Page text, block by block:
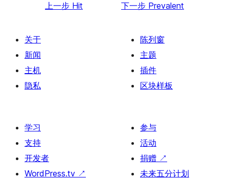
上一步 Hit 下一步 Prevalent
关于
新闻
主机
隐私
陈列窗
主题
插件
区块样板
学习
支持
开发者
WordPress.tv ↗
参与
活动
捐赠 ↗
未来五分计划